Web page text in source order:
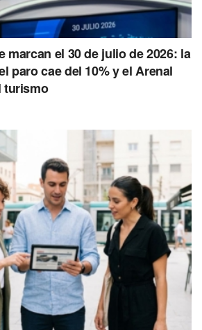
marcan el 30 de julio de 2026: la
paro cae del 10% y el Arenal
turismo